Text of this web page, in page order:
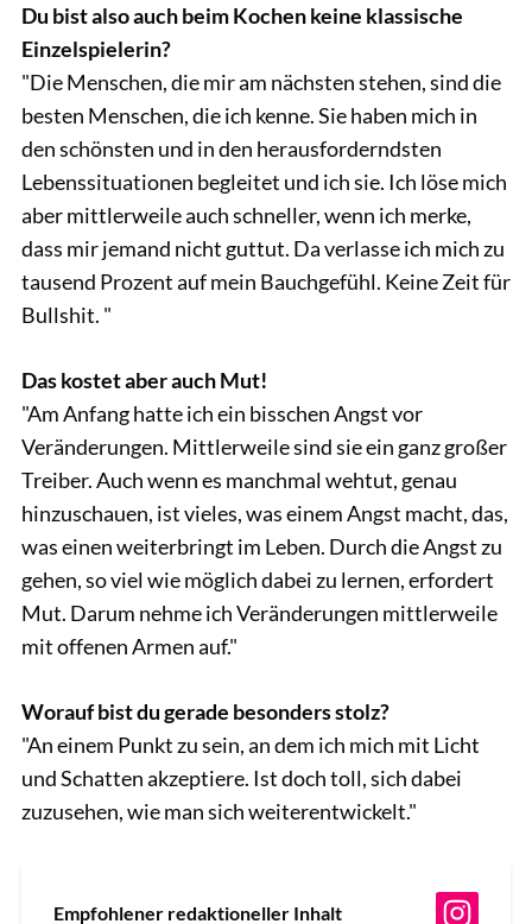
Du bist also auch beim Kochen keine klassische
Einzelspielerin?
"Die Menschen, die mir am nächsten stehen, sind die
besten Menschen, die ich kenne. Sie haben mich in
den schönsten und in den herausforderndsten
Lebenssituationen begleitet und ich sie. Ich löse mich
aber mittlerweile auch schneller, wenn ich merke,
dass mir jemand nicht guttut. Da verlasse ich mich zu
tausend Prozent auf mein Bauchgefühl. Keine Zeit für
Bullshit. "
Das kostet aber auch Mut!
"Am Anfang hatte ich ein bisschen Angst vor
Veränderungen. Mittlerweile sind sie ein ganz großer
Treiber. Auch wenn es manchmal wehtut, genau
hinzuschauen, ist vieles, was einem Angst macht, das,
was einen weiterbringt im Leben. Durch die Angst zu
gehen, so viel wie möglich dabei zu lernen, erfordert
Mut. Darum nehme ich Veränderungen mittlerweile
mit offenen Armen auf."
Worauf bist du gerade besonders stolz?
"An einem Punkt zu sein, an dem ich mich mit Licht
und Schatten akzeptiere. Ist doch toll, sich dabei
zuzusehen, wie man sich weiterentwickelt."
Empfohlener redaktioneller Inhalt